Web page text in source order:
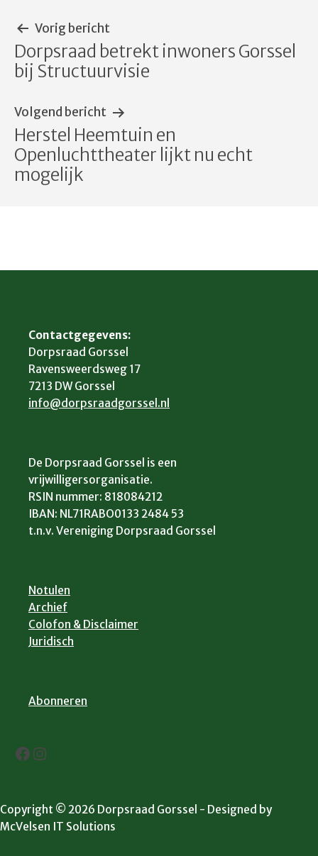
Bericht
navigatie
Vorig bericht
Dorpsraad betrekt inwoners Gorssel
bij Structuurvisie
Volgend bericht
Herstel Heemtuin en
Openluchttheater lijkt nu echt
mogelijk
Contactgegevens:
Dorpsraad Gorssel
Ravensweerdsweg 17
7213 DW Gorssel
info@dorpsraadgorssel.nl
De Dorpsraad Gorssel is een
vrijwilligersorganisatie.
RSIN nummer: 818084212
IBAN: NL71RABO0133 2484 53
t.n.v. Vereniging Dorpsraad Gorssel
Notulen
Archief
Colofon & Disclaimer
Juridisch
Abonneren
Facebook
Instagram
Copyright © 2026 Dorpsraad Gorssel - Designed by
McVelsen IT Solutions